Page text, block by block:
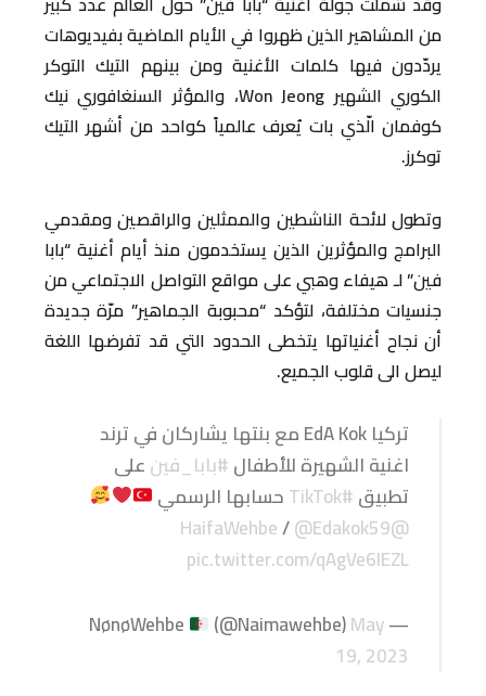
من المشاهير الذين ظهروا في الأيام الماضية بفيديوهات
يردّدون فيها كلمات الأغنية ومن بينهم التيك التوكر
الكوري الشهير Won Jeong، والمؤثر السنغافوري نيك
كوفمان الّذي بات يُعرف عالمياً كواحد من أشهر التيك
توكرز.
وتطول لائحة الناشطين والممثلين والراقصين ومقدمي
البرامج والمؤثرين الذين يستخدمون منذ أيام أغنية “بابا
فين” لـ هيفاء وهبي على مواقع التواصل الاجتماعي من
جنسيات مختلفة، لتؤكد “محبوبة الجماهير” مرّة جديدة
أن نجاح أغنياتها يتخطى الحدود التي قد تفرضها اللغة
ليصل الى قلوب الجميع.
تركيا EdA Kok مع بنتها يشاركان في ترند
اغنية الشهيرة للأطفال#بابا_فينعلى
تطبيق#TikTok
حسابها الرسمي
@HaifaWehbe
/@Edakok59
pic.twitter.com/qAgVe6IEZL
— NønøWehbe
(@Naimawehbe)May
19, 2023